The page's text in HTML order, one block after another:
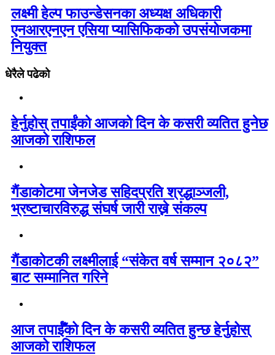
लक्ष्मी हेल्प फाउन्डेसनका अध्यक्ष अधिकारी
एनआरएनएन एसिया प्यासिफिकको उपसंयोजकमा
नियुक्त
धेरैले पढेको
हेर्नुहोस् तपाईंको आजको दिन के कसरी व्यतित हुनेछ
आजको राशिफल
गैंडाकोटमा जेनजेड सहिदप्रति श्रद्धाञ्जली,
भ्रष्टाचारविरुद्ध संघर्ष जारी राख्ने संकल्प
गैंडाकोटकी लक्ष्मीलाई “संकेत वर्ष सम्मान २०८२”
बाट सम्मानित गरिने
आज तपाईँको दिन के कसरी व्यतित हुन्छ हेर्नुहोस्
आजको राशिफल